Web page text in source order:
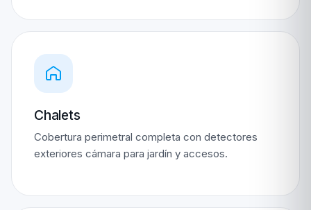
Chalets
Cobertura perimetral completa con detectores
exteriores cámara para jardín y accesos.